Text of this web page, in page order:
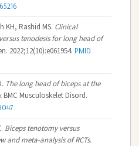
KH, Rashid MS. Clinical
tenodesis for long head of
2022;12(10):e061954. PMID
The long head of biceps at the
BMC Musculoskelet Disord.
Biceps tenotomy versus
and meta-analysis of RCTs.